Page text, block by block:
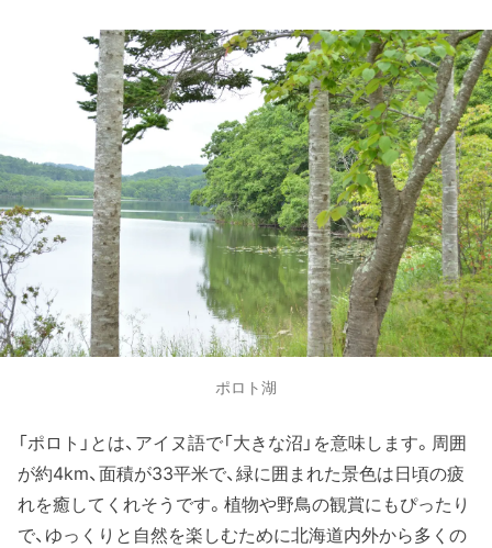
ポロト湖
「ポロト」とは、アイヌ語で「大きな沼」を意味します。周囲
が約4km、面積が33平米で、緑に囲まれた景色は日頃の疲
れを癒してくれそうです。植物や野鳥の観賞にもぴったり
で、ゆっくりと自然を楽しむために北海道内外から多くの